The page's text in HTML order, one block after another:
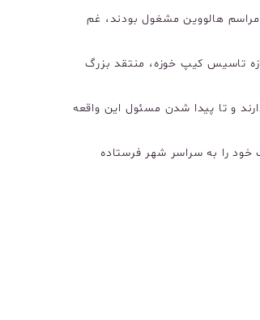
مراسم هالووین مشغول بودند، غم
تاسیس کیپ خوزه، منتقد بزرگ
و تا پیدا شدن مسئول این واقعه
را به سراسر شهر فرستاده